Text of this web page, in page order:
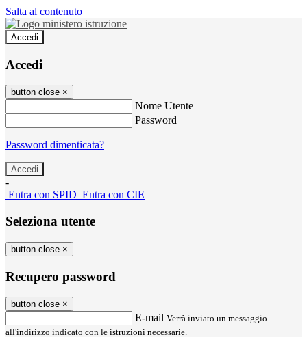
Salta al contenuto
Accedi
Accedi
button close ×
Nome Utente
Password
Password dimenticata?
-
Entra con SPID Entra con CIE
Seleziona utente
button close ×
Recupero password
button close ×
E-mail Verrà inviato un messaggio
all'indirizzo indicato con le istruzioni necessarie.